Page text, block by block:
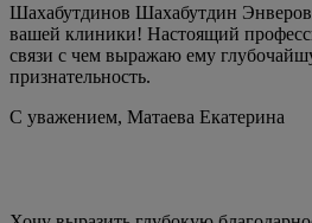
Шахабутдинов Шахабутдин
вашей клиники! Настоящий
связи с чем выражаю ему
признательность.
С уважением, Матаева Екатерина